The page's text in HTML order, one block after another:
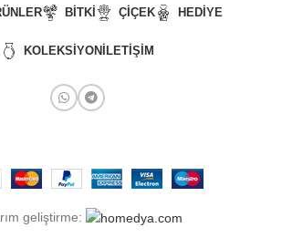
BITKI ÇIÇEK HEDIYE
KOLEKSIYON İLETIŞIM
geliştirme: